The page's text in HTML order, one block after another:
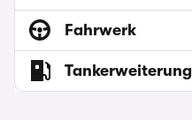
Fahrwerk
Tankerweiterung